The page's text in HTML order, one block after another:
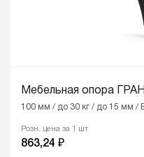
Мебельная опора
100 мм / до 30 кг / до 15 мм /
Розн. цена за 1 шт
863,24 ₽